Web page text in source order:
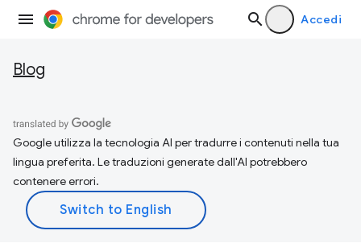
Accedi
Blog
Google utilizza la tecnologia AI per tradurre i contenuti nella tua
lingua preferita. Le traduzioni generate dall'AI potrebbero
contenere errori.